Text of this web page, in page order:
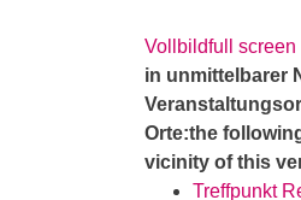
Vollbildfull screen
in unmittelbarer
Orte:the
vicinity of this
Treffpunkt